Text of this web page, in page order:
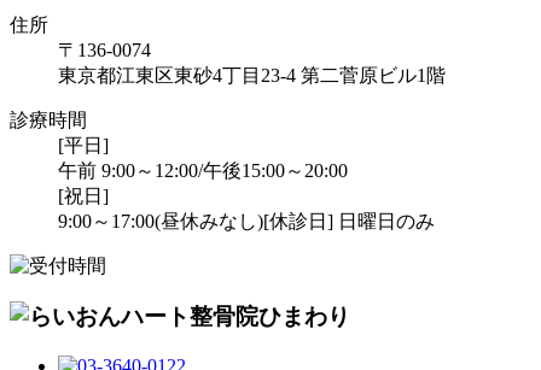
住所
〒136-0074
東京都江東区東砂4丁目23-4 第二菅原ビル1階
診療時間
[平日]
午前 9:00～12:00/午後15:00～20:00
[祝日]
9:00～17:00(昼休みなし)[休診日] 日曜日のみ